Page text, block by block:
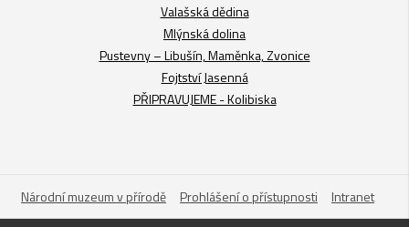
Valašská dědina
Mlýnská dolina
Pustevny – Libušín, Maměnka, Zvonice
Fojtství Jasenná
PŘIPRAVUJEME - Kolibiska
Národní muzeum v přírodě Prohlášení o přístupnosti Intranet